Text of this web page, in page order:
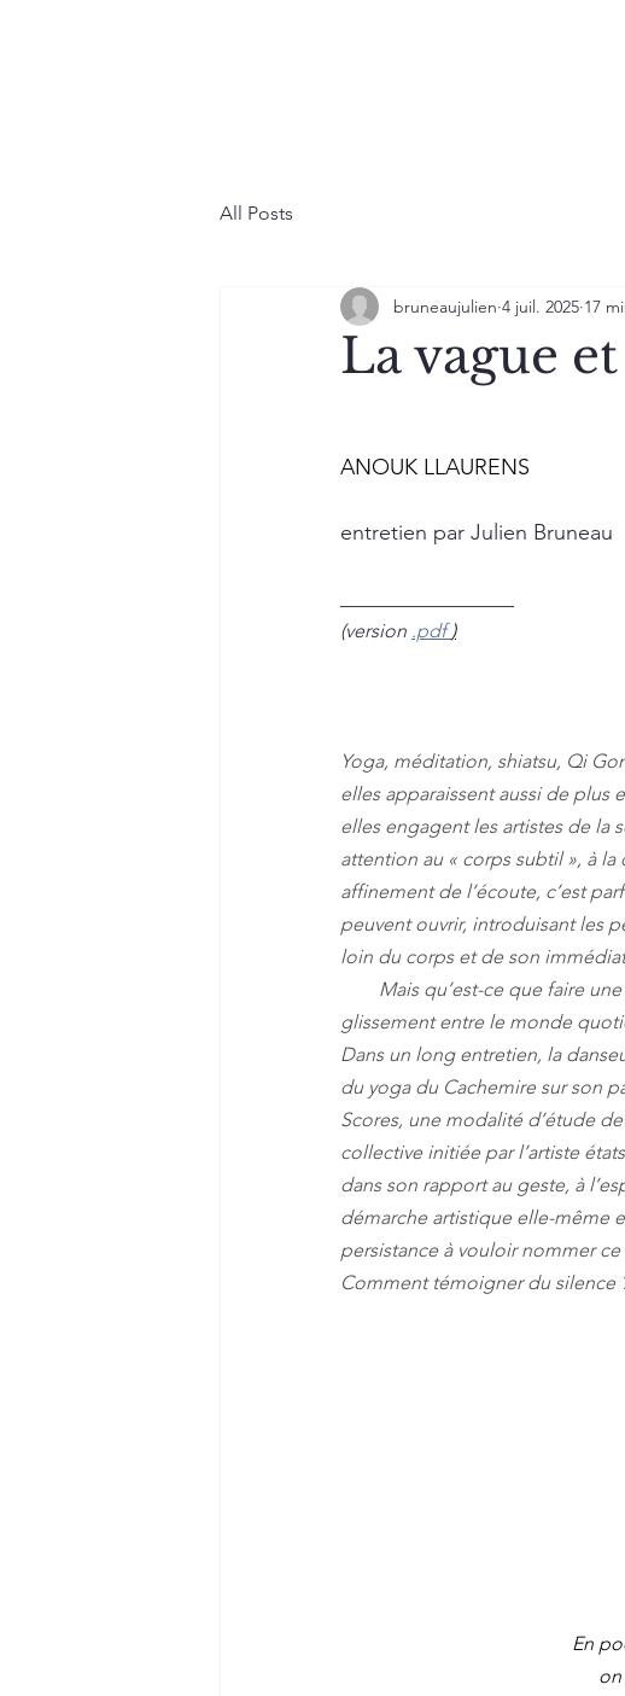
All Posts
La vague
bruneaujulien 4 juil. 2025 17
ANOUK LLAURENS
entretien par Julien Bruneau
(version .pdf )
Yoga, méditation, shiatsu, Qi
elles apparaissent aussi de plus
elles engagent les artistes de la
attention au « corps subtil », à
affinement de l’écoute, c’est
peuvent ouvrir, introduisant les
loin du corps et de son
glissement entre le monde
Dans un long entretien, la
du yoga du Cachemire sur son
Scores, une modalité d’étude
collective initiée par l’artiste
dans son rapport au geste, à
démarche artistique elle-même
persistance à vouloir nommer
Comment témoigner du silence
En